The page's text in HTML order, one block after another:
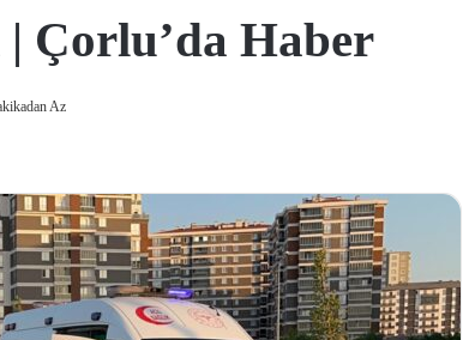
Çorlu’da Haber
Az